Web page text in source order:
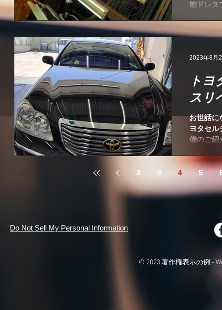
能ドレス
抵抗が
押し商品
トヨ
スリ
お世話に
ヨタセル
備のご紹
００円
きさ関
2023年8月
2 3 4 5
Do Not Sell My Personal Information
© 2023 著作権表示の例 -